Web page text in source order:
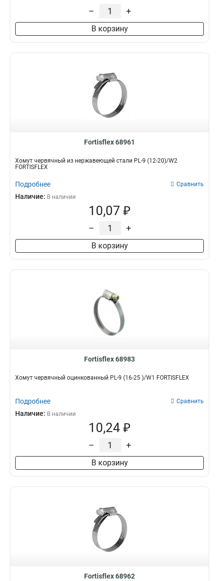
– +
В корзину
Fortisflex 68961
Хомут червячный из нержавеющей стали PL-9 (12-20)/W2
FORTISFLEX
Подробнее Сравнить
Наличие: В наличии
10,07 ₽
– +
В корзину
Fortisflex 68983
Хомут червячный оцинкованный PL-9 (16-25 )/W1 FORTISFLEX
Подробнее Сравнить
Наличие: В наличии
10,24 ₽
– +
В корзину
Fortisflex 68962